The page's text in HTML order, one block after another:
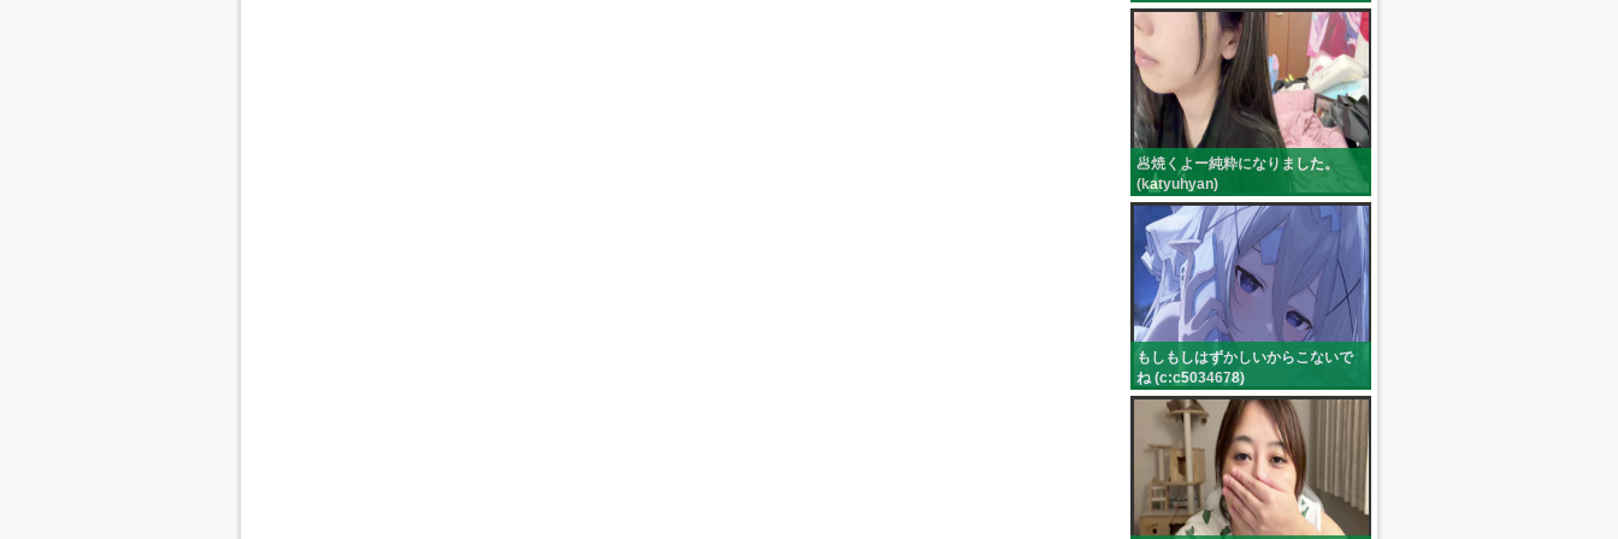
🥟焼くよー純粋になりました。
(katyuhyan)
もしもしはずかしいからこないで
ね (c:c5034678)